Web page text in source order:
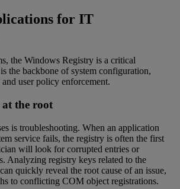
for IT
the Windows Registry is a critical
the backbone of system configuration,
user policy enforcement.
the root
is troubleshooting. When an application
service fails, the registry is often the first
will look for corrupted entries or
Analyzing registry keys related to the
quickly reveal the root cause of an issue,
to conflicting COM object registrations.